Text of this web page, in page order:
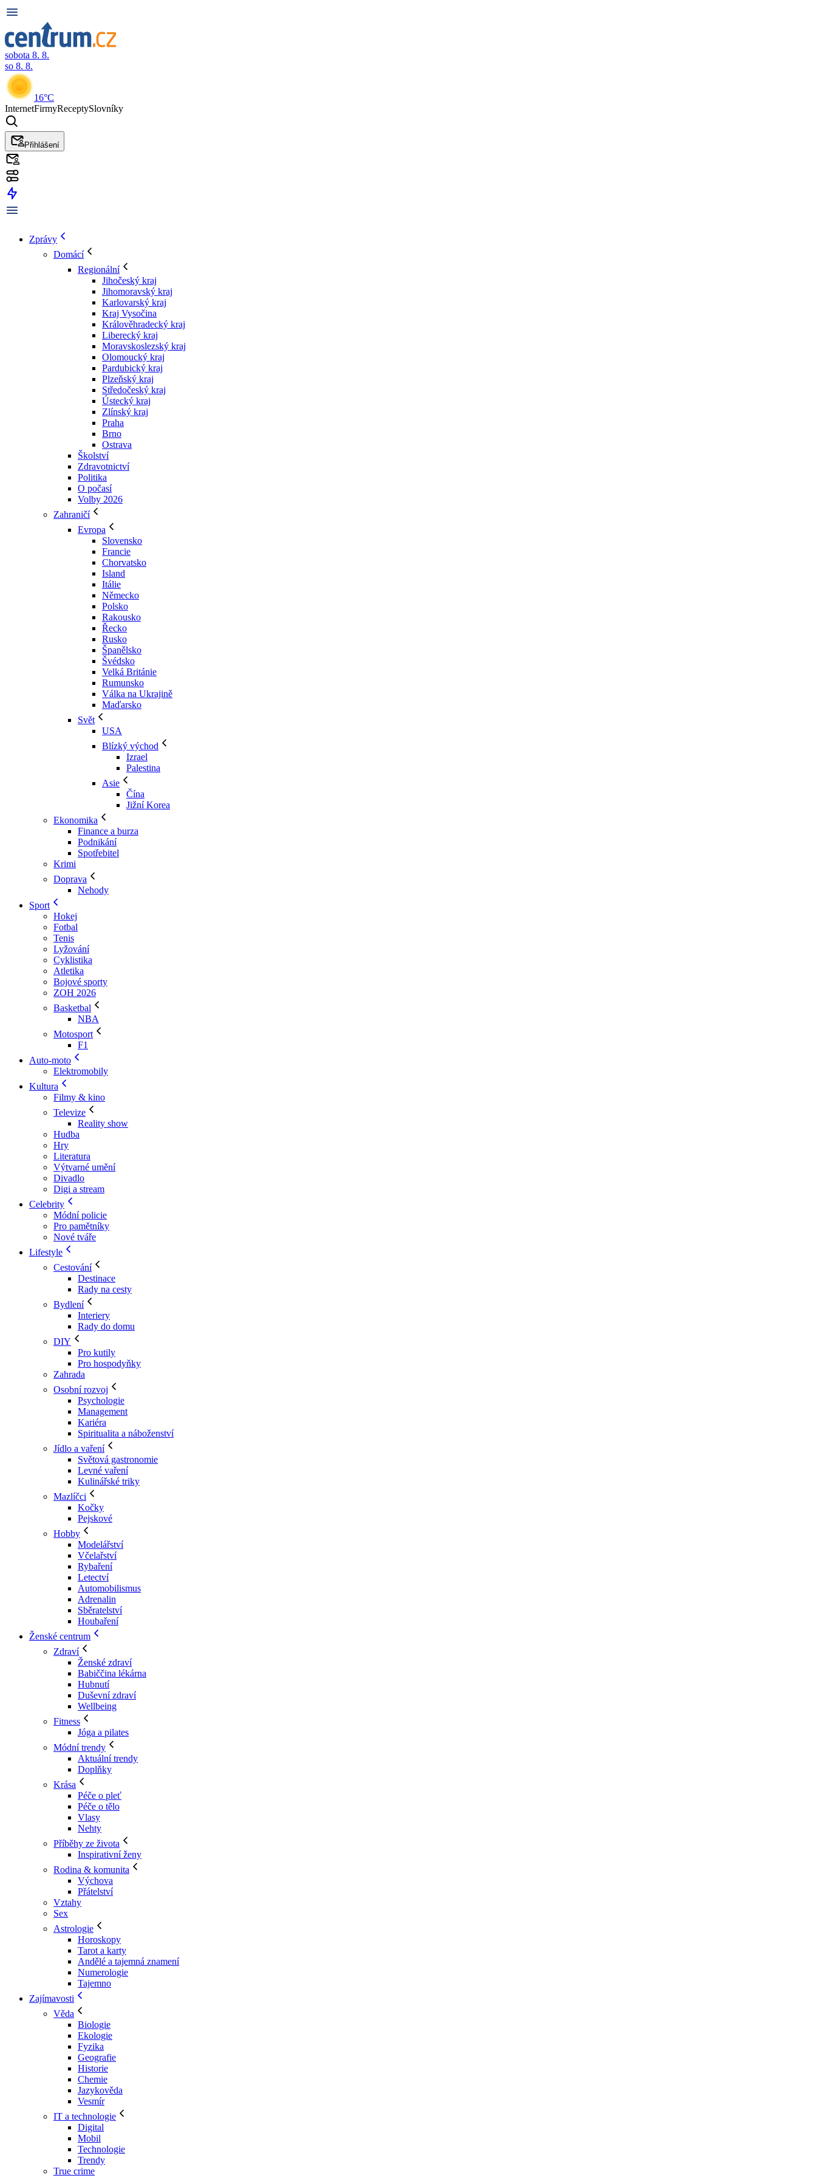
sobota 8. 8.
so 8. 8.
16°C
InternetFirmyReceptySlovníky
Přihlášení
Zprávy
Domácí
Regionální
Jihočeský kraj
Jihomoravský kraj
Karlovarský kraj
Kraj Vysočina
Králověhradecký kraj
Liberecký kraj
Moravskoslezský kraj
Olomoucký kraj
Pardubický kraj
Plzeňský kraj
Středočeský kraj
Ústecký kraj
Zlínský kraj
Praha
Brno
Ostrava
Školství
Zdravotnictví
Politika
O počasí
Volby 2026
Zahraničí
Evropa
Slovensko
Francie
Chorvatsko
Island
Itálie
Německo
Polsko
Rakousko
Řecko
Rusko
Španělsko
Švédsko
Velká Británie
Rumunsko
Válka na Ukrajině
Maďarsko
Svět
USA
Blízký východ
Izrael
Palestina
Asie
Čína
Jižní Korea
Ekonomika
Finance a burza
Podnikání
Spotřebitel
Krimi
Doprava
Nehody
Sport
Hokej
Fotbal
Tenis
Lyžování
Cyklistika
Atletika
Bojové sporty
ZOH 2026
Basketbal
NBA
Motosport
F1
Auto-moto
Elektromobily
Kultura
Filmy & kino
Televize
Reality show
Hudba
Hry
Literatura
Výtvarné umění
Divadlo
Digi a stream
Celebrity
Módní policie
Pro pamětníky
Nové tváře
Lifestyle
Cestování
Destinace
Rady na cesty
Bydlení
Interiery
Rady do domu
DIY
Pro kutily
Pro hospodyňky
Zahrada
Osobní rozvoj
Psychologie
Management
Kariéra
Spiritualita a náboženství
Jídlo a vaření
Světová gastronomie
Levné vaření
Kulinářské triky
Mazlíčci
Kočky
Pejskové
Hobby
Modelářství
Včelařství
Rybaření
Letectví
Automobilismus
Adrenalin
Sběratelství
Houbaření
Ženské centrum
Zdraví
Ženské zdraví
Babiččina lékárna
Hubnutí
Duševní zdraví
Wellbeing
Fitness
Jóga a pilates
Módní trendy
Aktuální trendy
Doplňky
Krása
Péče o pleť
Péče o tělo
Vlasy
Nehty
Příběhy ze života
Inspirativní ženy
Rodina & komunita
Výchova
Přátelství
Vztahy
Sex
Astrologie
Horoskopy
Tarot a karty
Andělé a tajemná znamení
Numerologie
Tajemno
Zajímavosti
Věda
Biologie
Ekologie
Fyzika
Geografie
Historie
Chemie
Jazykověda
Vesmír
IT a technologie
Digital
Mobil
Technologie
Trendy
True crime